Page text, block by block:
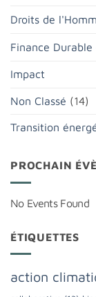
Droits de
Finance Durable
Impact
Non Classé (14)
Transition
PROCHAIN
No Events Found
ÉTIQUETTES
action